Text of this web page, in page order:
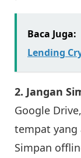
Baca Juga:
Lending
2. Jangan
Google
tempat yang
Simpan